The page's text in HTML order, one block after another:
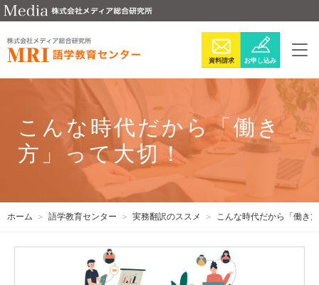
お申し込み
資料請求
こんな時代だから「働き
方」って大切！
ホーム 語学教育センター 実務翻訳のススメ こんな時代だから「働き